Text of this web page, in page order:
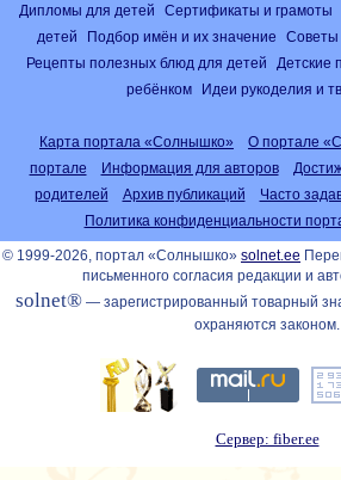
Дипломы для детей
Сертификаты и грамоты
детей
Подбор имён и их значение
Советы
Рецепты полезных блюд для детей
Детские
ребёнком
Идеи рукоделия и
Карта портала «Солнышко» О портале
портале
Информация для авторов
родителей
Архив публикаций
Часто
Политика конфиденциальности
© 1999-2026, портал «Солнышко» solnet.ee
письменного согласия редакции и
solnet® — зарегистрированный товарный
охраняются законом.
Сервер: fiber.ee